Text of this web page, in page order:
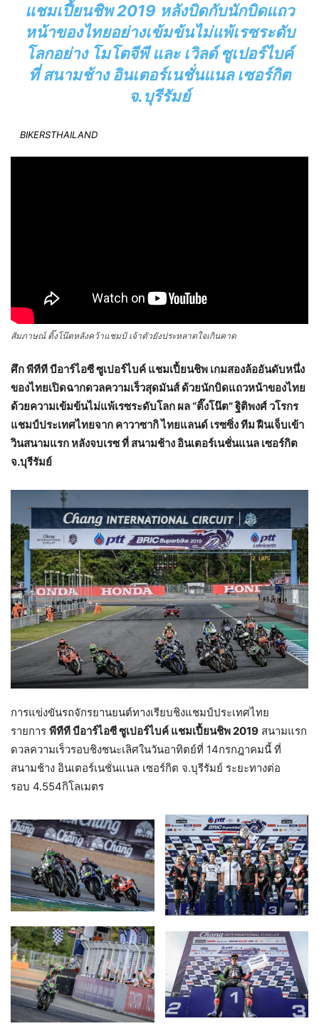
แชมเปี้ยนชิพ 2019 หลังบิดกับนักบิดแถว
หน้าของไทยอย่างเข้มข้นไม่แพ้เรซระดับ
โลกอย่าง โมโตจีพี และ เวิลด์ ซูเปอร์ไบค์
ที่ สนามช้าง อินเตอร์เนชั่นแนล เซอร์กิต
จ.บุรีรัมย์
BIKERSTHAILAND
สัมภาษณ์ ติ๊งโน๊ตหลังคว้าแชมป์ เจ้าตัวยังประหลาดใจเกินคาด
ศึก พีทีที บีอาร์ไอซี ซูเปอร์ไบค์ แชมเปี้ยนชิพ เกมสองล้ออันดับหนึ่ง
ของไทยเปิดฉากดวลความเร็วสุดมันส์ ด้วยนักบิดแถวหน้าของไทย
ด้วยความเข้มข้นไม่แพ้เรซระดับโลก ผล “ติ๊งโน๊ต” ฐิติพงศ์ วโรกร
แชมป์ประเทศไทยจาก คาวาซากิ ไทยแลนด์ เรซซิ่ง ทีม ฝืนเจ็บเข้า
วินสนามแรก หลังจบเรซ ที่ สนามช้าง อินเตอร์เนชั่นแนล เซอร์กิต
จ.บุรีรัมย์
การแข่งขันรถจักรยานยนต์ทางเรียบชิงแชมป์ประเทศไทย
รายการ พีทีที บีอาร์ไอซี ซูเปอร์ไบค์ แชมเปี้ยนชิพ2019 สนามแรก
ดวลความเร็วรอบชิงชนะเลิศในวันอาทิตย์ที่ 14กรกฎาคมนี้ ที่
สนามช้าง อินเตอร์เนชั่นแนล เซอร์กิต จ.บุรีรัมย์ ระยะทางต่อ
รอบ 4.554กิโลเมตร